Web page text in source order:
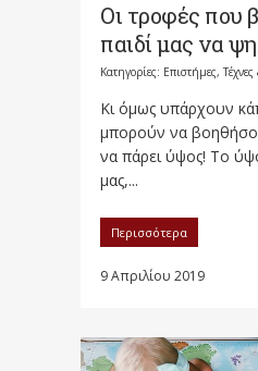
Οι τροφές που
παιδί μας να
Κατηγορίες: Επιστήμες, Τέχνες
Κι όμως υπάρχουν
μπορούν να
να πάρει ύψος! Το
μας,...
Περισσότερα
9 Απριλίου 2019